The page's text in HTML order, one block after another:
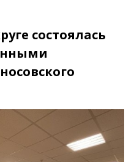
состоялась